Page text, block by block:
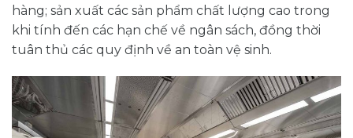
hàng; sản xuất các sản phẩm chất lượng cao trong
khi tính đến các hạn chế về ngân sách, đồng thời
tuân thủ các quy định về an toàn vệ sinh.